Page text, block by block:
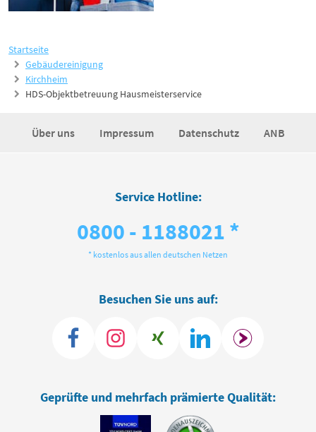
Startseite
Gebäudereinigung
Kirchheim
HDS-Objektbetreuung Hausmeisterservice
Über uns Impressum Datenschutz ANB
Service Hotline:
0800 - 1188021 *
* kostenlos aus allen deutschen Netzen
Besuchen Sie uns auf:
Geprüfte und mehrfach prämierte Qualität: